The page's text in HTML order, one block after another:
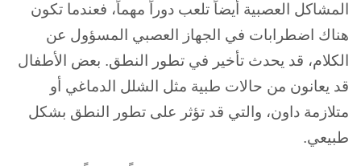
المشاكل العصبية أيضاً تلعب دوراً مهماً، فعندما تكون
هناك اضطرابات في الجهاز العصبي المسؤول عن
الكلام، قد يحدث تأخير في تطور النطق. بعض الأطفال
قد يعانون من حالات طبية مثل الشلل الدماغي أو
متلازمة داون، والتي قد تؤثر على تطور النطق بشكل
طبيعي.